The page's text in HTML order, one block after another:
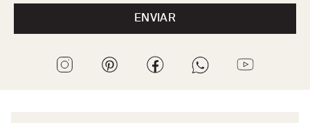
ENVIAR